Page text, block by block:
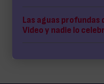
Las aguas profundas
Video y nadie lo